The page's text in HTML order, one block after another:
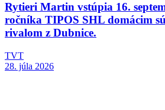
Rytieri Martin vstúpia 16.
ročníka TIPOS SHL domácim
rivalom z Dubnice.
TVT
28. júla 2026